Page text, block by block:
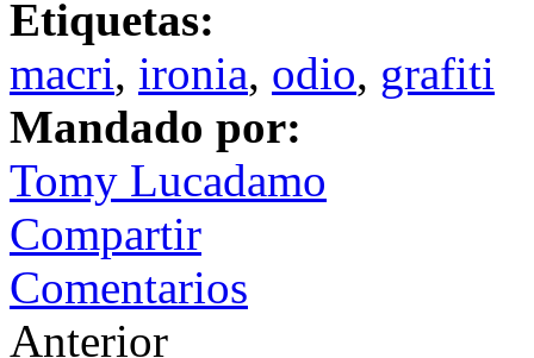
Etiquetas:
macri, ironia, odio, grafiti
Mandado por:
Tomy Lucadamo
Compartir
Comentarios
Anterior